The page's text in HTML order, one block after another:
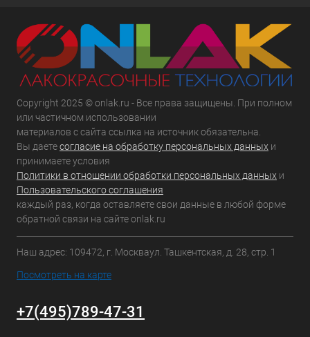
Copyright 2025 © onlak.ru - Все права защищены. При полном
или частичном использовании
материалов с сайта ссылка на источник обязательна.
Вы даетесогласие на обработку персональных данных и
принимаете условия
Политики в отношении обработки персональных данных и
Пользовательского соглашения
каждый раз, когда оставляете свои данные в любой форме
обратной связи на сайте onlak.ru
Наш адрес: 109472, г. Москваул. Ташкентская, д. 28, стр. 1
Посмотреть на карте
+7(495)789-47-31